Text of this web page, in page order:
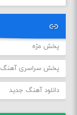
پخش مژه
پخش سراسری آهنگ
دانلود آهنگ جدید